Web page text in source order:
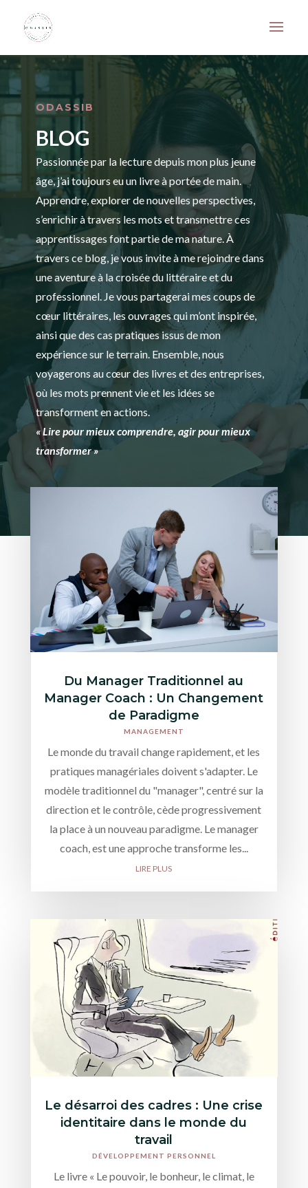
ODASSIB
BLOG
Passionnée par la lecture depuis mon plus jeune
âge, j’ai toujours eu un livre à portée de main.
Apprendre, explorer de nouvelles perspectives,
s’enrichir à travers les mots et transmettre ces
apprentissages font partie de ma nature. À
travers ce blog, je vous invite à me rejoindre dans
une aventure à la croisée du littéraire et du
professionnel. Je vous partagerai mes coups de
cœur littéraires, les ouvrages qui m’ont inspirée,
ainsi que des cas pratiques issus de mon
expérience sur le terrain. Ensemble, nous
voyagerons au cœur des livres et des entreprises,
où les mots prennent vie et les idées se
transforment en actions.
« Lire pour mieux comprendre, agir pour mieux
transformer »
Du Manager Traditionnel au
Manager Coach : Un Changement
de Paradigme
MANAGEMENT
Le monde du travail change rapidement, et les
pratiques managériales doivent s'adapter. Le
modèle traditionnel du "manager", centré sur la
direction et le contrôle, cède progressivement
la place à un nouveau paradigme. Le manager
coach, est une approche transforme les...
LIRE PLUS
Le désarroi des cadres : Une crise
identitaire dans le monde du
travail
DÉVELOPPEMENT PERSONNEL
Le livre « Le pouvoir, le bonheur, le climat, le